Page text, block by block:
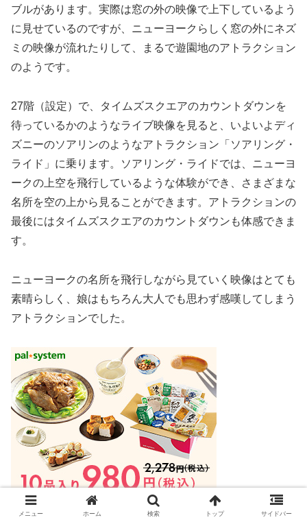
ブルがあります。実際は窓の外の映像で上下しているよう
に見せているのですが、ニューヨークらしく窓の外にネズ
ミの映像が流れたりして、まるで遊園地のアトラクション
のようです。
27階（設定）で、タイムズスクエアのカウントダウンを
待っているかのようなライブ映像を見ると、いよいよディ
ズニーのソアリンのようなアトラクション「ソアリング・
ライド」に乗ります。ソアリング・ライドでは、ニューヨ
ークの上空を飛行しているような体験ができ、さまざまな
名所を空の上から見ることができます。アトラクションの
最後にはタイムズスクエアのカウントダウンも体感できま
す。
ニューヨークの名所を飛行しながら見ていく映像はとても
素晴らしく、娘はもちろん大人でも思わず感嘆してしまう
アトラクションでした。
メニュー ホーム 検索 トップ サイドバー